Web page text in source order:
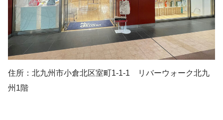
住所：北九州市小倉北区室町1-1-1 リバーウォーク北九
州1階